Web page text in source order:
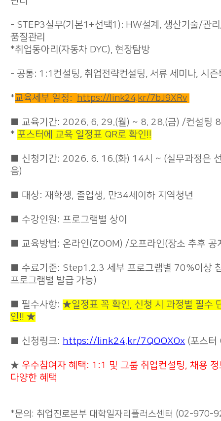
- STEP3실무(기본1+선택1): HW설계, 생산기술/관
품질관리
*취업동아리(자동차 DYC), 현장탐방
- 공통: 1:1컨설팅, 취업전략컨설팅, 서류 세미나, 시
*교육세부 일정: https://link24.kr/7bJ9XRv
■ 교육기간: 2026. 6. 29.(월) ~ 8. 28.(금) /컨설팅
*포스터에 교육 일정표 QR로 확인!!
■ 신청기간: 2026. 6. 16.(화) 14시 ~ (실무과정은
음)
■ 대상: 재학생, 졸업생, 만34세이하 지역청년
■ 수강인원: 프로그램별 상이
■ 교육방법: 온라인(ZOOM) /오프라인(장소 추후 공
■ 수료기준: Step1.2.3 세부 프로그램별 70%이상
프로그램별 발급 가능)
■ 필수사항:★일정표 꼭 확인, 신청 시 과정별 필수
인!! ★
■ 신청링크: https://link24.kr/7QOOXOx (포스터
★ 우수참여자 혜택: 1:1 및 그룹 취업컨설팅, 채용
다양한 혜택
*문의: 취업진로본부 대학일자리플러스센터 (02-970-